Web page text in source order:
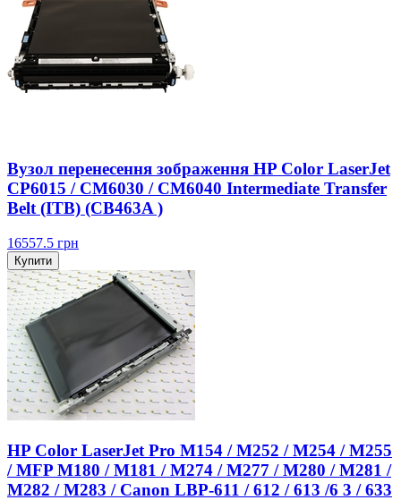
Вузол перенесення зображення HP Color LaserJet
CP6015 / CM6030 / CM6040 Intermediate Transfer
Belt (ITB) (CB463A )
16557.5 грн
Купити
HP Color LaserJet Pro M154 / M252 / M254 / M255
/ MFP M180 / M181 / M274 / M277 / M280 / M281 /
M282 / M283 / Canon LBP-611 / 612 / 613 /6 3 / 633